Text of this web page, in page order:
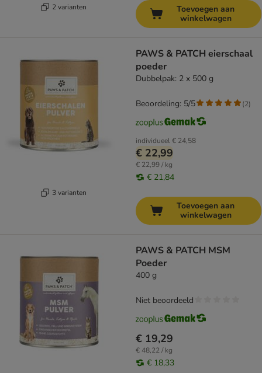
2 varianten
Toevoegen aan
winkelwagen
3 varianten
PAWS & PATCH eierschaal
poeder
Dubbelpak: 2 x 500 g
individueel€ 24,58
€ 22,99
€ 22,99 / kg
€ 21,84
Beoordeling: 5/5 (2)
Toevoegen aan
winkelwagen
PAWS & PATCH MSM
Poeder
400 g
€ 19,29
€ 48,22 / kg
€ 18,33
Niet beoordeeld